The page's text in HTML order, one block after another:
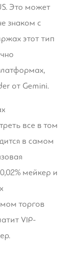
Это может
знаком с
этот тип
от Gemini.
все в том
в самом
мейкер и
торгов
VIP-